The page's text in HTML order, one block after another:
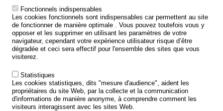
ÉTAT DE L’INSÉCURITÉ ROUTIÈRE
TRAITEMENT DES DONNÉES PERSONNELLES DES ACCIDENTS DE
LA ROUTE
ETUDES ET RECHERCHES
APPEL À PROJETS
POLITIQUE DE SÉCURITÉ ROUTIÈRE
Outils
AGENDA
Fonctionnels indispensables
Les cookies fonctionnels sont indispensables car permettent au site
de fonctionner de manière optimale . Vous pouvez toutefois vous y
opposer et les supprimer en utilisant les paramètres de votre
navigateur, cependant votre expérience utilisateur risque d’être
dégradée et ceci sera effectif pour l'ensemble des sites que vous
visiterez.
Statistiques
Les cookies statistiques, dits "mesure d'audience", aident les
propriétaires du site Web, par la collecte et la communication
d'informations de manière anonyme, à comprendre comment les
visiteurs interagissent avec les sites Web.